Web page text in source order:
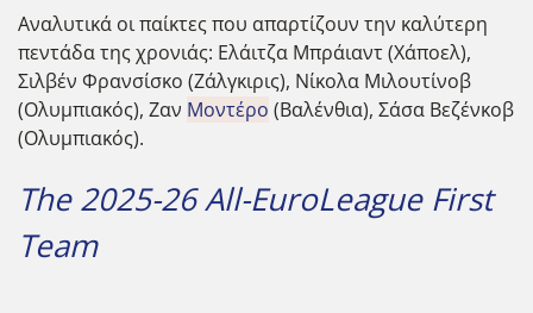
Αναλυτικά οι παίκτες που απαρτίζουν την καλύτερη
πεντάδα της χρονιάς: Ελάιτζα Μπράιαντ (Χάποελ),
Σιλβέν Φρανσίσκο (Ζάλγκιρις), Νίκολα Μιλουτίνοβ
(Ολυμπιακός), Ζαν Μοντέρο (Βαλένθια), Σάσα Βεζένκοβ
(Ολυμπιακός).
The 2025-26 All-EuroLeague First
Team